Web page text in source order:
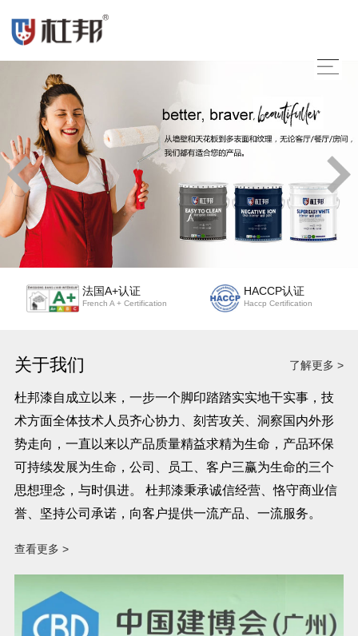
法国A+认证
French A + Certification
HACCP认证
Haccp Certification
关于我们 了解更多 >
杜邦漆自成立以来，一步一个脚印踏踏实实地干实事，技
术方面全体技术人员齐心协力、刻苦攻关、洞察国内外形
势走向，一直以来以产品质量精益求精为生命，产品环保
可持续发展为生命，公司、员工、客户三赢为生命的三个
思想理念，与时俱进。 杜邦漆秉承诚信经营、恪守商业信
誉、坚持公司承诺，向客户提供一流产品、一流服务。
查看更多 >